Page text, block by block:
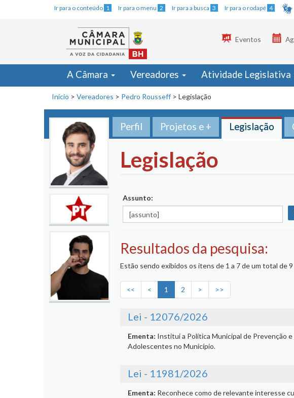
Ir para o conteúdo 1 Ir para o menu 2 Ir para a busca 3 Ir para o rodapé 4
Eventos
A Câmara Vereadores Atividade Legislativa
Início > Vereadores > Pedro Rousseff > Legislação
Perfil Projetos e + Legislação
Legislação
Assunto:
Resultados da pesquisa:
Estão sendo exibidos os itens de 1 a 7 de um total de
<< < 1 2 > >>
Lei - 12076/2026
Ementa: Institui a Política Municipal de Prevenção
Adolescentes no Município.
Lei - 11981/2026
Ementa: Reconhece como de relevante interesse